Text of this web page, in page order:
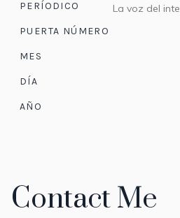
PERÍODICO La voz del
PUERTA NÚMERO
MES
DÍA
AÑO
Contact Me